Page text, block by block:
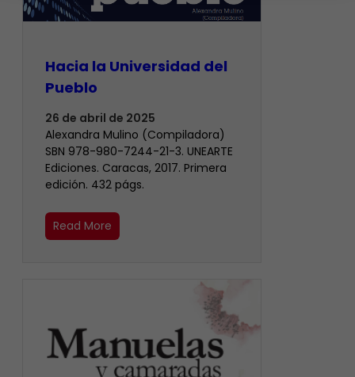
Hacia la Universidad del
Pueblo
26 de abril de 2025
Alexandra Mulino (Compiladora)
SBN 978-980-7244-21-3. UNEARTE
Ediciones. Caracas, 2017. Primera
edición. 432 págs.
Read More